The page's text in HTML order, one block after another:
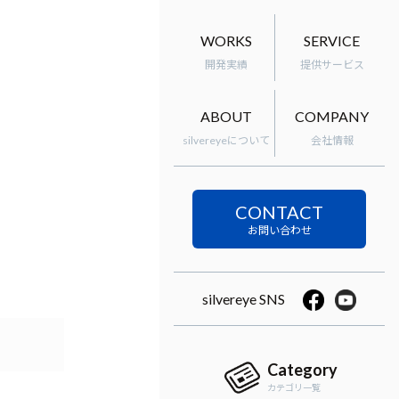
WORKS
開発実績
SERVICE
提供サービス
ABOUT
silvereyeについて
COMPANY
会社情報
CONTACT
silvereye SNS
Category